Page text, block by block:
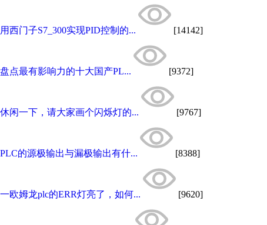
用西门子S7_300实现PID控制的... [14142]
盘点最有影响力的十大国产PL... [9372]
休闲一下，请大家画个闪烁灯的... [9767]
PLC的源极输出与漏极输出有什... [8388]
一欧姆龙plc的ERR灯亮了，如何... [9620]